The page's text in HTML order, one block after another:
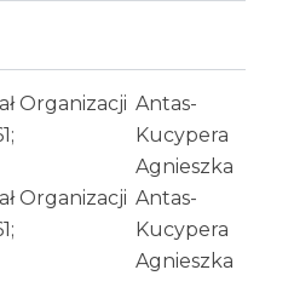
Organizacji Antas-
Kucypera
Agnieszka
Organizacji Antas-
Kucypera
Agnieszka